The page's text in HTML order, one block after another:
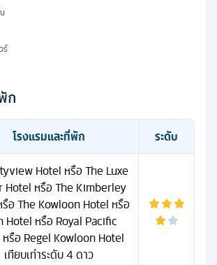
ร์
ก
โรงแรมและที่พัก ระดับ
Hotel หรือ The Luxe
Hotel หรือ The Kimberley
อ The Kowloon Hotel หรือ
Hotel หรือ Royal Pacific
รือ Regel Kowloon Hotel
เทียบเท่าระดับ 4 ดาว